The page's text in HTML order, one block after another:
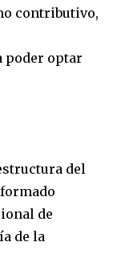
contributivo,
poder optar
del
de
de la